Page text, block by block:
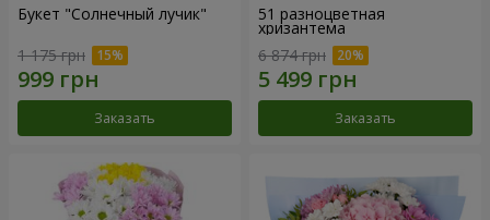
Букет "Солнечный лучик"
1 175 грн
Заказать
51 разноцветная
хризантема
6 874 грн
Заказать